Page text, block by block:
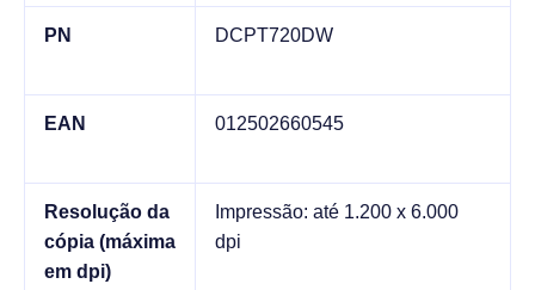
PN DCPT720DW
EAN 012502660545
Resolução da
cópia (máxima
em dpi)
Impressão: até 1.200 x 6.000
dpi